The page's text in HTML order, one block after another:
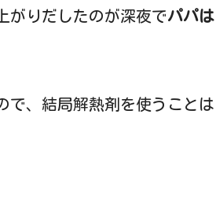
がりだしたのが深夜でパパは
で、結局解熱剤を使うことは